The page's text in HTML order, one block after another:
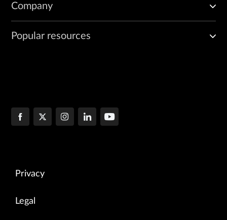
Company
Popular resources
Privacy
Legal